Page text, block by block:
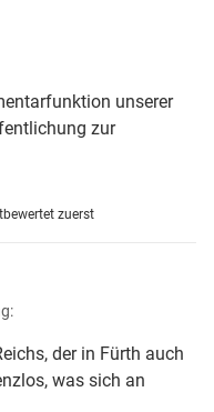
unserer
zur
zuerst
der in Fürth auch
was sich an